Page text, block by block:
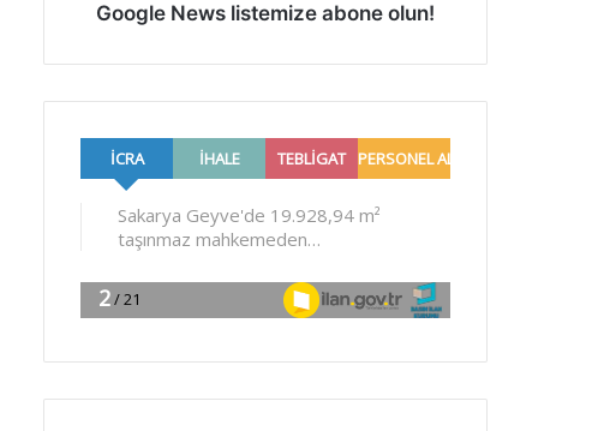
Google News listemize abone olun!